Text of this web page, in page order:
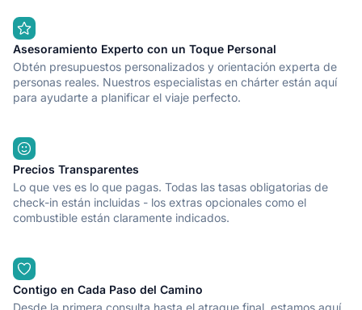
Asesoramiento Experto con un Toque Personal
Obtén presupuestos personalizados y orientación experta de
personas reales. Nuestros especialistas en chárter están aquí
para ayudarte a planificar el viaje perfecto.
Precios Transparentes
Lo que ves es lo que pagas. Todas las tasas obligatorias de
check-in están incluidas - los extras opcionales como el
combustible están claramente indicados.
Contigo en Cada Paso del Camino
Desde la primera consulta hasta el atraque final, estamos aquí